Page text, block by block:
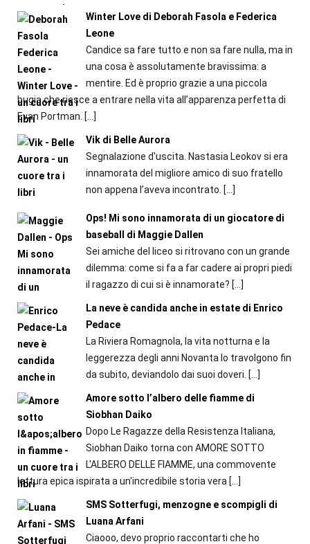
Winter Love di Deborah Fasola e Federica
Leone
Candice sa fare tutto e non sa fare nulla, ma in
una cosa è assolutamente bravissima: a
mentire. Ed è proprio grazie a una piccola
bugia che riesce a entrare nella vita all’apparenza perfetta di
Evan Portman. […]
Vik di Belle Aurora
Segnalazione d'uscita. Nastasia Leokov si era
innamorata del migliore amico di suo fratello
non appena l’aveva incontrato. […]
Ops! Mi sono innamorata di un giocatore di
baseball di Maggie Dallen
Sei amiche del liceo si ritrovano con un grande
dilemma: come si fa a far cadere ai propri piedi
il ragazzo di cui si è innamorate? […]
La neve è candida anche in estate di Enrico
Pedace
La Riviera Romagnola, la vita notturna e la
leggerezza degli anni Novanta lo travolgono fin
da subito, deviandolo dai suoi doveri. […]
Amore sotto l’albero delle fiamme di
Siobhan Daiko
Dopo Le Ragazze della Resistenza Italiana,
Siobhan Daiko torna con AMORE SOTTO
L'ALBERO DELLE FIAMME, una commovente
lettura epica ispirata a un'incredibile storia vera […]
SMS Sotterfugi, menzogne e scompigli di
Luana Arfani
Ciaooo, devo proprio raccontarti che ho